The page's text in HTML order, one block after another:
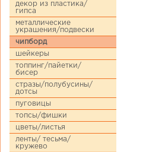
декор из пластика/
гипса
металлические
украшения/подвески
чипборд
шейкеры
топпинг/пайетки/
бисер
стразы/полубусины/
дотсы
пуговицы
топсы/фишки
цветы/листья
ленты/ тесьма/
кружево